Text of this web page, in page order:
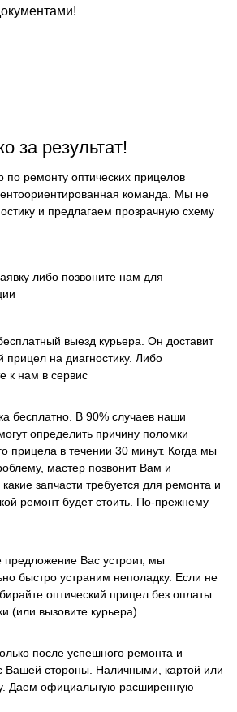
за результат!
ремонту оптических прицелов
команда. Мы не
и предлагаем прозрачную схему
либо позвоните нам для
выезд курьера. Он доставит
прицел на диагностику. Либо
к нам в сервис
бесплатно. В 90% случаев наши
определить причину поломки
прицела в течении 30 минут. Когда мы
мастер позвонит Вам и
какие запчасти требуется для ремонта и
ремонтбудет стоить. По-прежнему
Вас устроит, мы
быстро устраним неполадку. Если не
оптический прицел без оплаты
(или вызовите курьера)
после успешного ремонта и
Вашей стороны. Наличными, картой или
Даем официальную расширенную